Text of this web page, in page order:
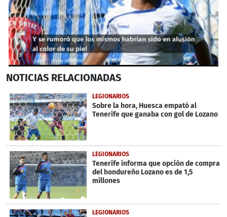
seconds
57
seconds
NOTICIAS RELACIONADAS
LEGIONARIOS
Sobre la hora, Huesca empató al
Tenerife que ganaba con gol de Lozano
LEGIONARIOS
Tenerife informa que opción de compra
del hondureño Lozano es de 1,5
millones
LEGIONARIOS